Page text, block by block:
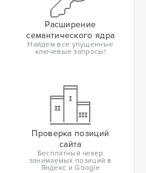
Расширение
семантического ядра
Найдем все упущенные
ключевые запросы!
Проверка позиций
сайта
Бесплатный чекер
занимаемых позиций в
Яндекс и Google